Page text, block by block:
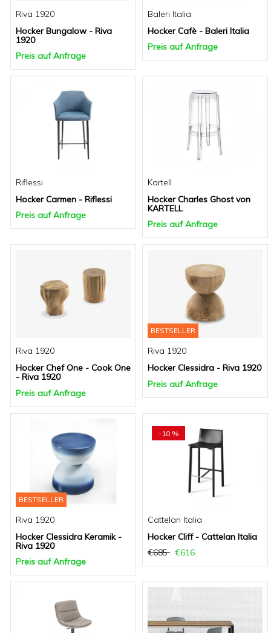
Riva 1920
Hocker Bungalow - Riva
1920
Preis auf Anfrage
Baleri Italia
Hocker Cafè - Baleri Italia
Preis auf Anfrage
Riflessi
Hocker Carmen - Riflessi
Preis auf Anfrage
Kartell
Hocker Charles Ghost von
KARTELL
Preis auf Anfrage
Riva 1920
Hocker Chef One - Cook One
- Riva 1920
Preis auf Anfrage
BESTSELLER
Riva 1920
Hocker Clessidra - Riva 1920
Preis auf Anfrage
BESTSELLER
Riva 1920
Hocker Clessidra Keramik -
Riva 1920
Preis auf Anfrage
-10 %
Cattelan Italia
Hocker Cliff - Cattelan Italia
€685
€616